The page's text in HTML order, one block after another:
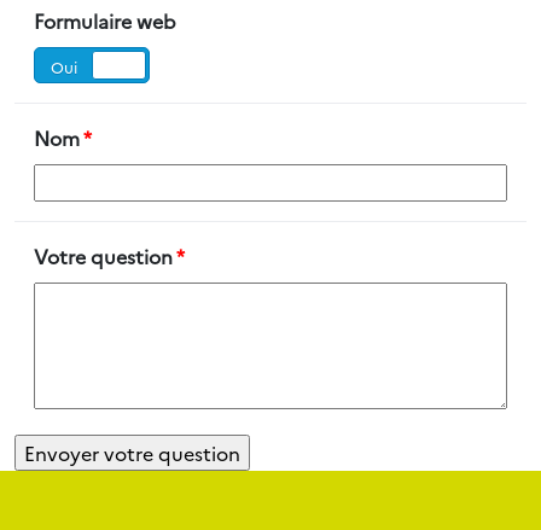
Formulaire web
Oui
Nom*
Votre question*